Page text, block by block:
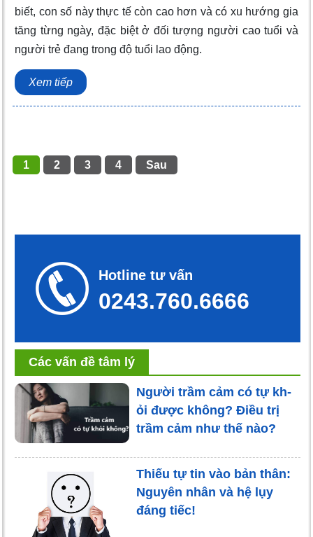
biết, con số này thực tế còn cao hơn và có xu hướng gia
tăng từng ngày, đặc biệt ở đối tượng người cao tuổi và
người trẻ đang trong độ tuổi lao động.
Xem tiếp
1 2 3 4 Sau
Hotline tư vấn
0243.760.6666
Các vấn đề tâm lý
Người trầm cảm có tự kh-
ỏi được không? Điều trị
trầm cảm như thế nào?
Thiếu tự tin vào bản thân:
Nguyên nhân và hệ lụy
đáng tiếc!